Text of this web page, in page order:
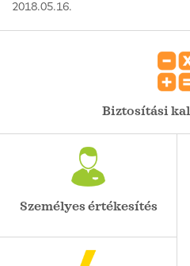
2018.05.16.
Biztosítási
Személyes értékesítés